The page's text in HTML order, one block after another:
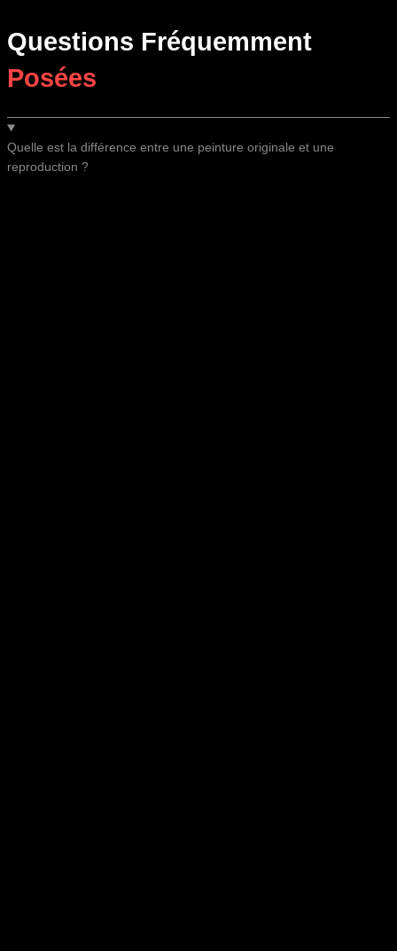
Questions Fréquemment
Posées
Quelle est la différence entre une peinture originale et une
reproduction ?